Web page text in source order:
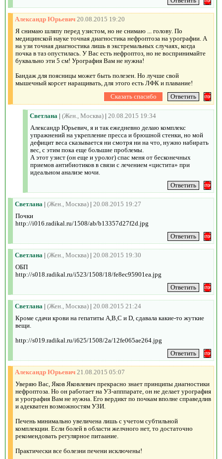
Александр Юрьевич 20.08.2015 19:20
Я снимаю шляпу перед узистом, но не снимаю ... голову. По
медицинской науке точная диагностика нефроптоза на урографии. А
на узи точная диагностика лишь в экстремальных случаях, когда
почка в таз опустилась. У Вас есть нефроптоз, но не воспринимайте
буквально эти 5 см! Урография Вам не нужна!
Бандаж для поясницы может быть полезен. Но лучше свой
мышечный корсет наращивать, для этого есть ЛФК и плавание!
Светлана | (Жен., Москва) | 20.08.2015 19:34
Александр Юрьевич, я и так ежедневно делаю комплекс
упражнений на укрепление пресса и брюшной стенки, но мой
дефицит веса сказывается ни смотря ни на что, нужно набирать
вес, с этим пока еще большие проблемы.
А этот узист (он еще и уролог) спас меня от бесконечных
приемов антибиотиков в связи с лечением «цистита» при
идеальном анализе мочи.
Светлана | (Жен., Москва) | 20.08.2015 19:27
Почки
http://i016.radikal.ru/1508/ab/b13357d27f2d.jpg
Светлана | (Жен., Москва) | 20.08.2015 19:30
ОБП
http://s018.radikal.ru/i523/1508/18/fe8ec95901ea.jpg
Светлана | (Жен., Москва) | 20.08.2015 21:24
Кроме сдачи крови на гепатиты А,В,С и D, сдавала какие-то жуткие
вещи.
http://s019.radikal.ru/i625/1508/2a/12fe065ae264.jpg
Александр Юрьевич 21.08.2015 05:07
Уверяю Вас, Яков Яковлевич прекрасно знает принципы диагностики
нефроптоза. Но он работает на УЗ-апппарате, он не делает урография
и урография Вам не нужна. Его вердикт по почкам вполне cправедлив
и адекватен возможностям УЗИ.
Печень минимально увеличена лишь с учетом субтильной
комплекции. Если болей в области желчного нет, то достаточно
рекомендовать регулярное питаание.
Практически все болезни печени исключены!